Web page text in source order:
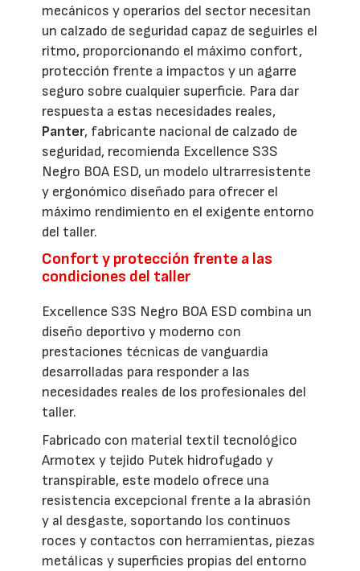
mecánicos y operarios del sector necesitan
un calzado de seguridad capaz de seguirles el
ritmo, proporcionando el máximo confort,
protección frente a impactos y un agarre
seguro sobre cualquier superficie. Para dar
respuesta a estas necesidades reales,
Panter, fabricante nacional de calzado de
seguridad, recomienda Excellence S3S
Negro BOA ESD, un modelo ultrarresistente
y ergonómico diseñado para ofrecer el
máximo rendimiento en el exigente entorno
del taller.
Confort y protección frente a las
condiciones del taller
Excellence S3S Negro BOA ESD combina un
diseño deportivo y moderno con
prestaciones técnicas de vanguardia
desarrolladas para responder a las
necesidades reales de los profesionales del
taller.
Fabricado con material textil tecnológico
Armotex y tejido Putek hidrofugado y
transpirable, este modelo ofrece una
resistencia excepcional frente a la abrasión
y al desgaste, soportando los continuos
roces y contactos con herramientas, piezas
metálicas y superficies propias del entorno